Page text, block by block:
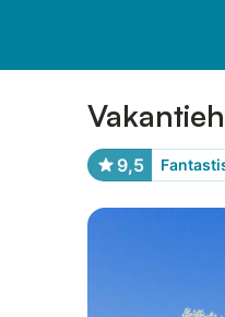
9,5